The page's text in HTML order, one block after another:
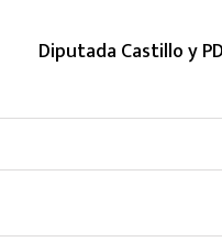
Diputada Castillo y